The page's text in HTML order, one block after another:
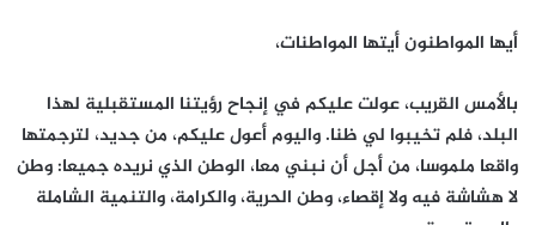
أيها المواطنون أيتها المواطنات،
بالأمس القريب، عولت عليكم في إنجاح رؤيتنا المستقبلية لهذا
البلد، فلم تخيبوا لي ظنا. واليوم أعول عليكم، من جديد، لترجمتها
واقعا ملموسا، من أجل أن نبني معا، الوطن الذي نريده جميعا: وطن
لا هشاشة فيه ولا إقصاء، وطن الحرية، والكرامة، والتنمية الشاملة